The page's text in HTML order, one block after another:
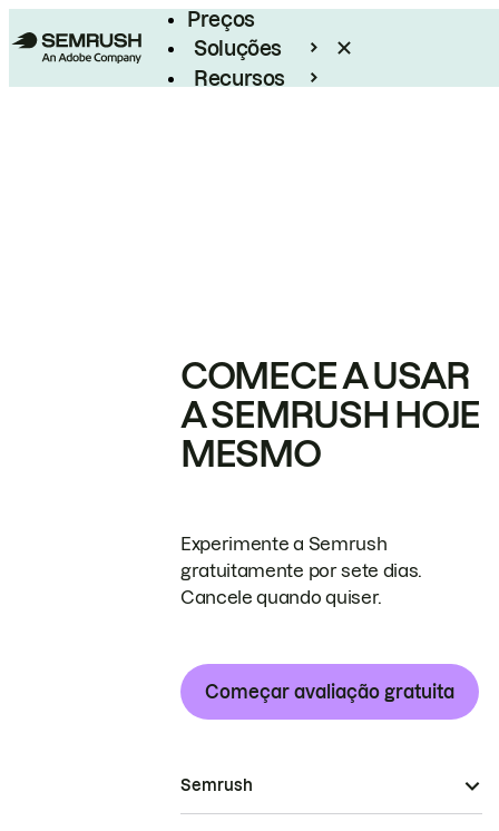
Preços
Soluções
Recursos
COMECE A USAR
A SEMRUSH HOJE
MESMO
Experimente a Semrush
gratuitamente por sete dias.
Cancele quando quiser.
Começar avaliação gratuita
Semrush